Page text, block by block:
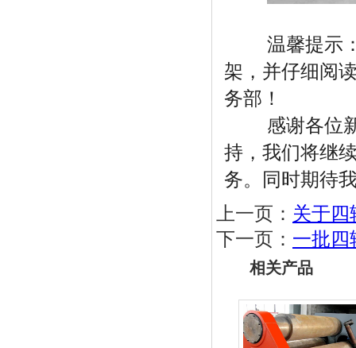
温馨提示：
架，并仔细阅
务部！
感谢各位新
持，我们将继
务。同时期待
上一页： 关于四
下一页： 一批四
相关产品